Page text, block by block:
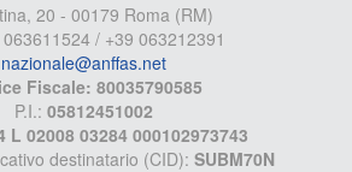
20 - 00179 Roma (RM)
/ +39 063212391
nazionale@anffas.net
Fiscale: 80035790585
P.I.: 05812451002
L 02008 03284 000102973743
destinatario (CID): SUBM70N